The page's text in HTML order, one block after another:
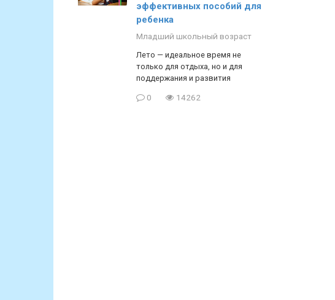
эффективных пособий для
ребенка
Младший школьный возраст
Лето — идеальное время не
только для отдыха, но и для
поддержания и развития
0 14262